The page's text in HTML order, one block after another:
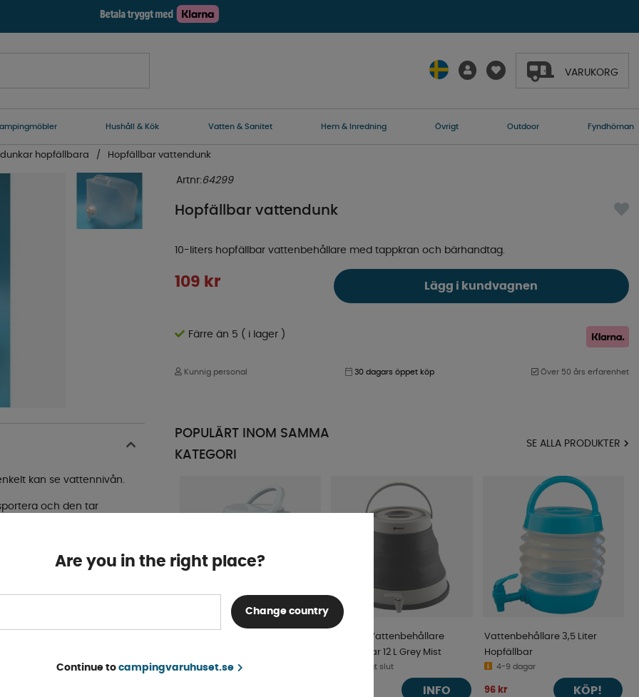
VARUKORG
Hushåll & Kök Vatten & Sanitet Hem & Inredning Övrigt Outdoor Fyndhörnan
hopfällbara Hopfällbar vattendunk
Artnr: 64299
Hopfällbar vattendunk
10-liters hopfällbar vattenbehållare med tappkran och bärhandtag.
109 kr Lägg i kundvagnen
Färre än 5 ( i lager )
Kunnig personal 30 dagars öppet köp Över 50 års erfarenhet
kan se vattennivån.
och den tar
och hälla från en tung
POPULÄRT INOM SAMMA
KATEGORI
SE ALLA PRODUKTER
Finns i lager
Outwell Vattenbehållare
Hopfällbar 12 L Grey Mist
Tillfälligt slut
INFO
Vattenbehållare 3,5 Liter
Hopfällbar
4-9 dagar
96 kr KÖP!
Are you in the right place?
Change country
Continue to campingvaruhuset.se